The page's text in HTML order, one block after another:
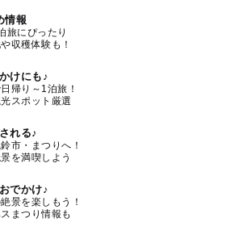
情報
旅にぴったり
収穫体験も！
けにも♪
帰り～1泊旅！
スポット厳選
れる♪
市・まつりへ！
を満喫しよう
でかけ♪
景を楽しもう！
まつり情報も